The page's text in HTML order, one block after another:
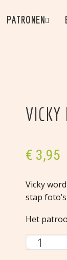
PATRONEN
VICKY
€ 3,95
Vicky
stap
Het
Vicky
het